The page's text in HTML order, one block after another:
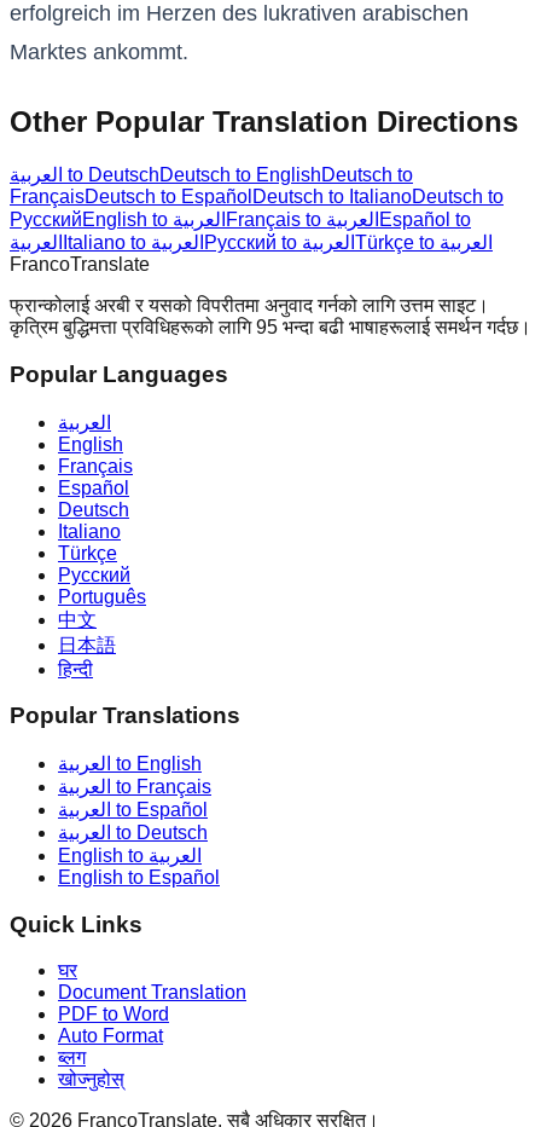
erfolgreich im Herzen des lukrativen arabischen
Marktes ankommt.
Other Popular Translation Directions
العربية to DeutschDeutsch to EnglishDeutsch to
FrançaisDeutsch to Español Deutsch to ItalianoDeutsch to
Русский
English to العربية Français to العربية Español to
العربية
Italiano to العربية Русский to العربية
Türkçe to العربية
FrancoTranslate
फ्रान्कोलाई अरबी र यसको विपरीतमा अनुवाद गर्नको लागि उत्तम साइट।
कृत्रिम बुद्धिमत्ता प्रविधिहरूको लागि 95 भन्दा बढी भाषाहरूलाई समर्थन गर्दछ।
Popular Languages
العربية
English
Français
Español
Deutsch
Italiano
Türkçe
Русский
Português
中文
日本語
हिन्दी
Popular Translations
العربية to English
العربية to Français
العربية to Español
العربية to Deutsch
English to العربية
English to Español
Quick Links
घर
Document Translation
PDF to Word
Auto Format
ब्लग
खोज्नुहोस्
© 2026 FrancoTranslate.सबै अधिकार सुरक्षित।